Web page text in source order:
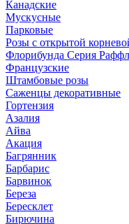
Канадские
Мускусные
Парковые
Розы с открытой
Флорибунда Серия
Французские
Штамбовые розы
Саженцы декоративные
Гортензия
Азалия
Айва
Акация
Багрянник
Барбарис
Барвинок
Береза
Бересклет
Бирючина